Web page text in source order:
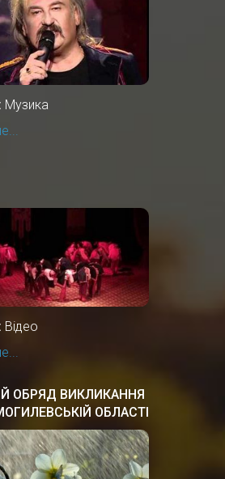
Музика
Відео
ОБРЯД ВИКЛИКАННЯ
ОБЛАСТІ